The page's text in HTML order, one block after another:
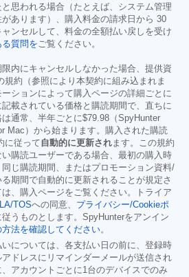
思われる場合（たとえば、システム管理
あります）、購入料金の請求日から 30
ンセルして、料金の全額払い戻しを受け
る質問をご覧ください。
限内にキャンセルしなかった場合、提供資
約（参照により本契約に組み込まれま
ションによって購入ページの詳細ごとに
載されている価格と購読期間で、直ちに
通常、半年ごとに$79.98 （SpyHunter
Mac）から始まります。購入された購読
に従って 自動的に更新されます。この規約
購読ユーザーである場合、最初の購入時
じ購読期間、またはプロモーション資料/
期間で自動的に更新されることが規定さ
、購入ページをご覧ください。トライア
TOSへの同意、 プライバシー/Cookieポ
従うものとします。SpyHunterをアンイン
方法を確認してください。
については、各支払い日の前に、登録時
ドレスにリマインダーメールが送信され
アカウントごとに1台のデバイスでのみ